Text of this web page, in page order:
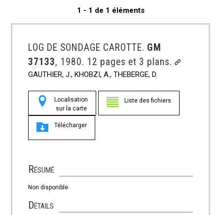
1 - 1 de 1 éléments
LOG DE SONDAGE CAROTTE. GM
37133, 1980. 12 pages et 3 plans.
GAUTHIER, J., KHOBZI, A., THEBERGE, D.
Localisation
sur la carte
Liste des fichiers
Télécharger
Résumé
Non disponible.
Détails